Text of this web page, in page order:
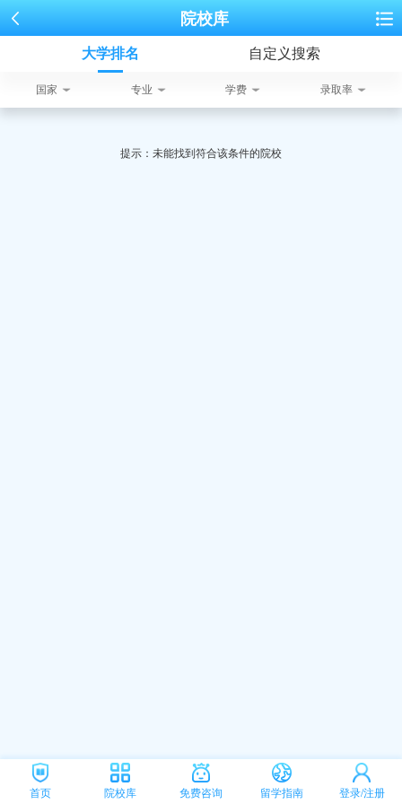
院校库
大学排名 自定义搜索
国家 专业 学费 录取率
提示：未能找到符合该条件的院校
首页 院校库 免费咨询 留学指南 登录/注册